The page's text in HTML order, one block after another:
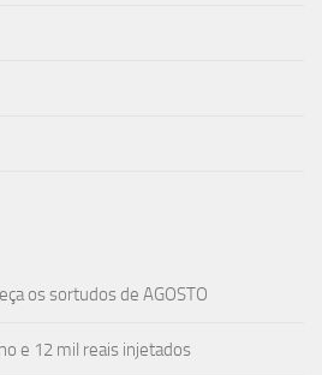
os sortudos de AGOSTO
e 12 mil reais injetados